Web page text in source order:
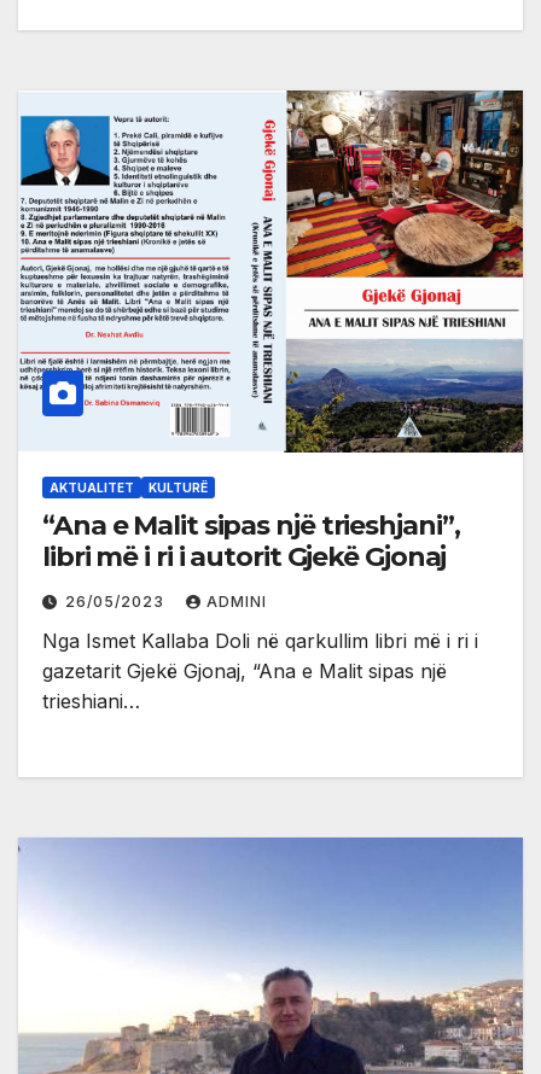
AKTUALITET KULTURË
“Ana e Malit sipas një trieshjani”,
libri më i ri i autorit Gjekë Gjonaj
26/05/2023 ADMINI
Nga Ismet Kallaba Doli në qarkullim libri më i ri i
gazetarit Gjekë Gjonaj, “Ana e Malit sipas një
trieshiani…